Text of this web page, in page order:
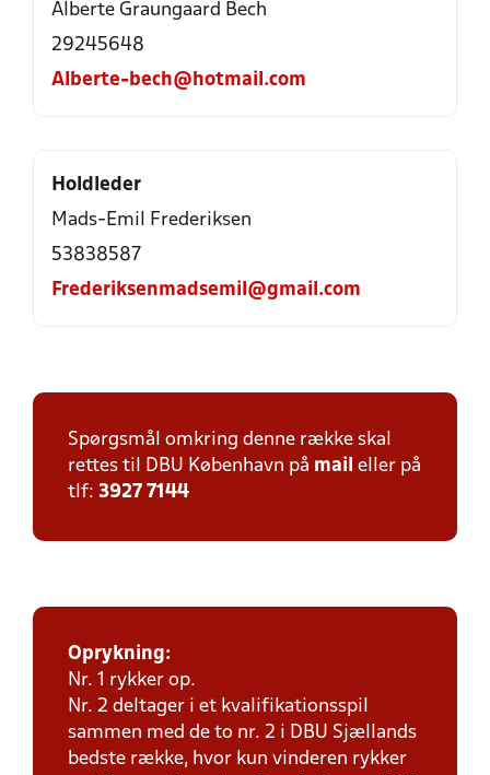
Alberte Graungaard Bech
29245648
Alberte-bech@hotmail.com
Holdleder
Mads-Emil Frederiksen
53838587
Frederiksenmadsemil@gmail.com
Spørgsmål omkring denne række skal
rettes til DBU København på mail eller på
tlf: 3927 7144
Oprykning:
Nr. 1 rykker op.
Nr. 2 deltager i et kvalifikationsspil
sammen med de to nr. 2 i DBU Sjællands
bedste række, hvor kun vinderen rykker